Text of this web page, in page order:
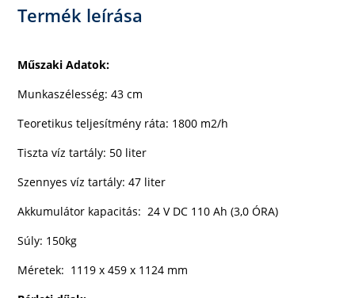
Termék leírása
Műszaki Adatok:
Munkaszélesség: 43 cm
Teoretikus teljesítmény ráta: 1800 m2/h
Tiszta víz tartály: 50 liter
Szennyes víz tartály: 47 liter
Akkumulátor kapacitás:24 V DC 110 Ah (3,0 ÓRA)
Súly: 150kg
Méretek: 1119 x 459 x 1124 mm